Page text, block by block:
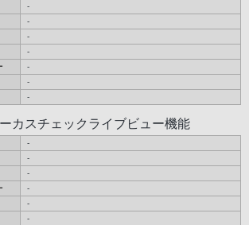
-
-
-
-
-
-
-
カスチェックライブビュー機能
-
-
-
-
-
-